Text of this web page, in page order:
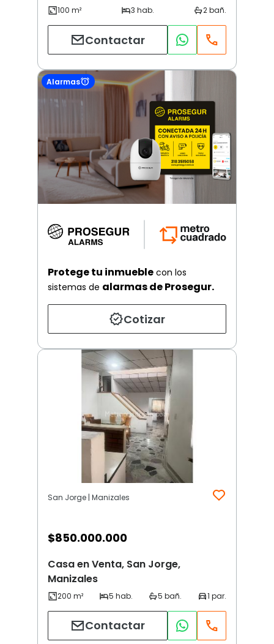
Contactar
Alarmas
Protege tu inmueble con los
sistemas de alarmas de Prosegur.
Cotizar
San Jorge | Manizales
$850.000.000
Casa en Venta, San Jorge,
Manizales
Contactar